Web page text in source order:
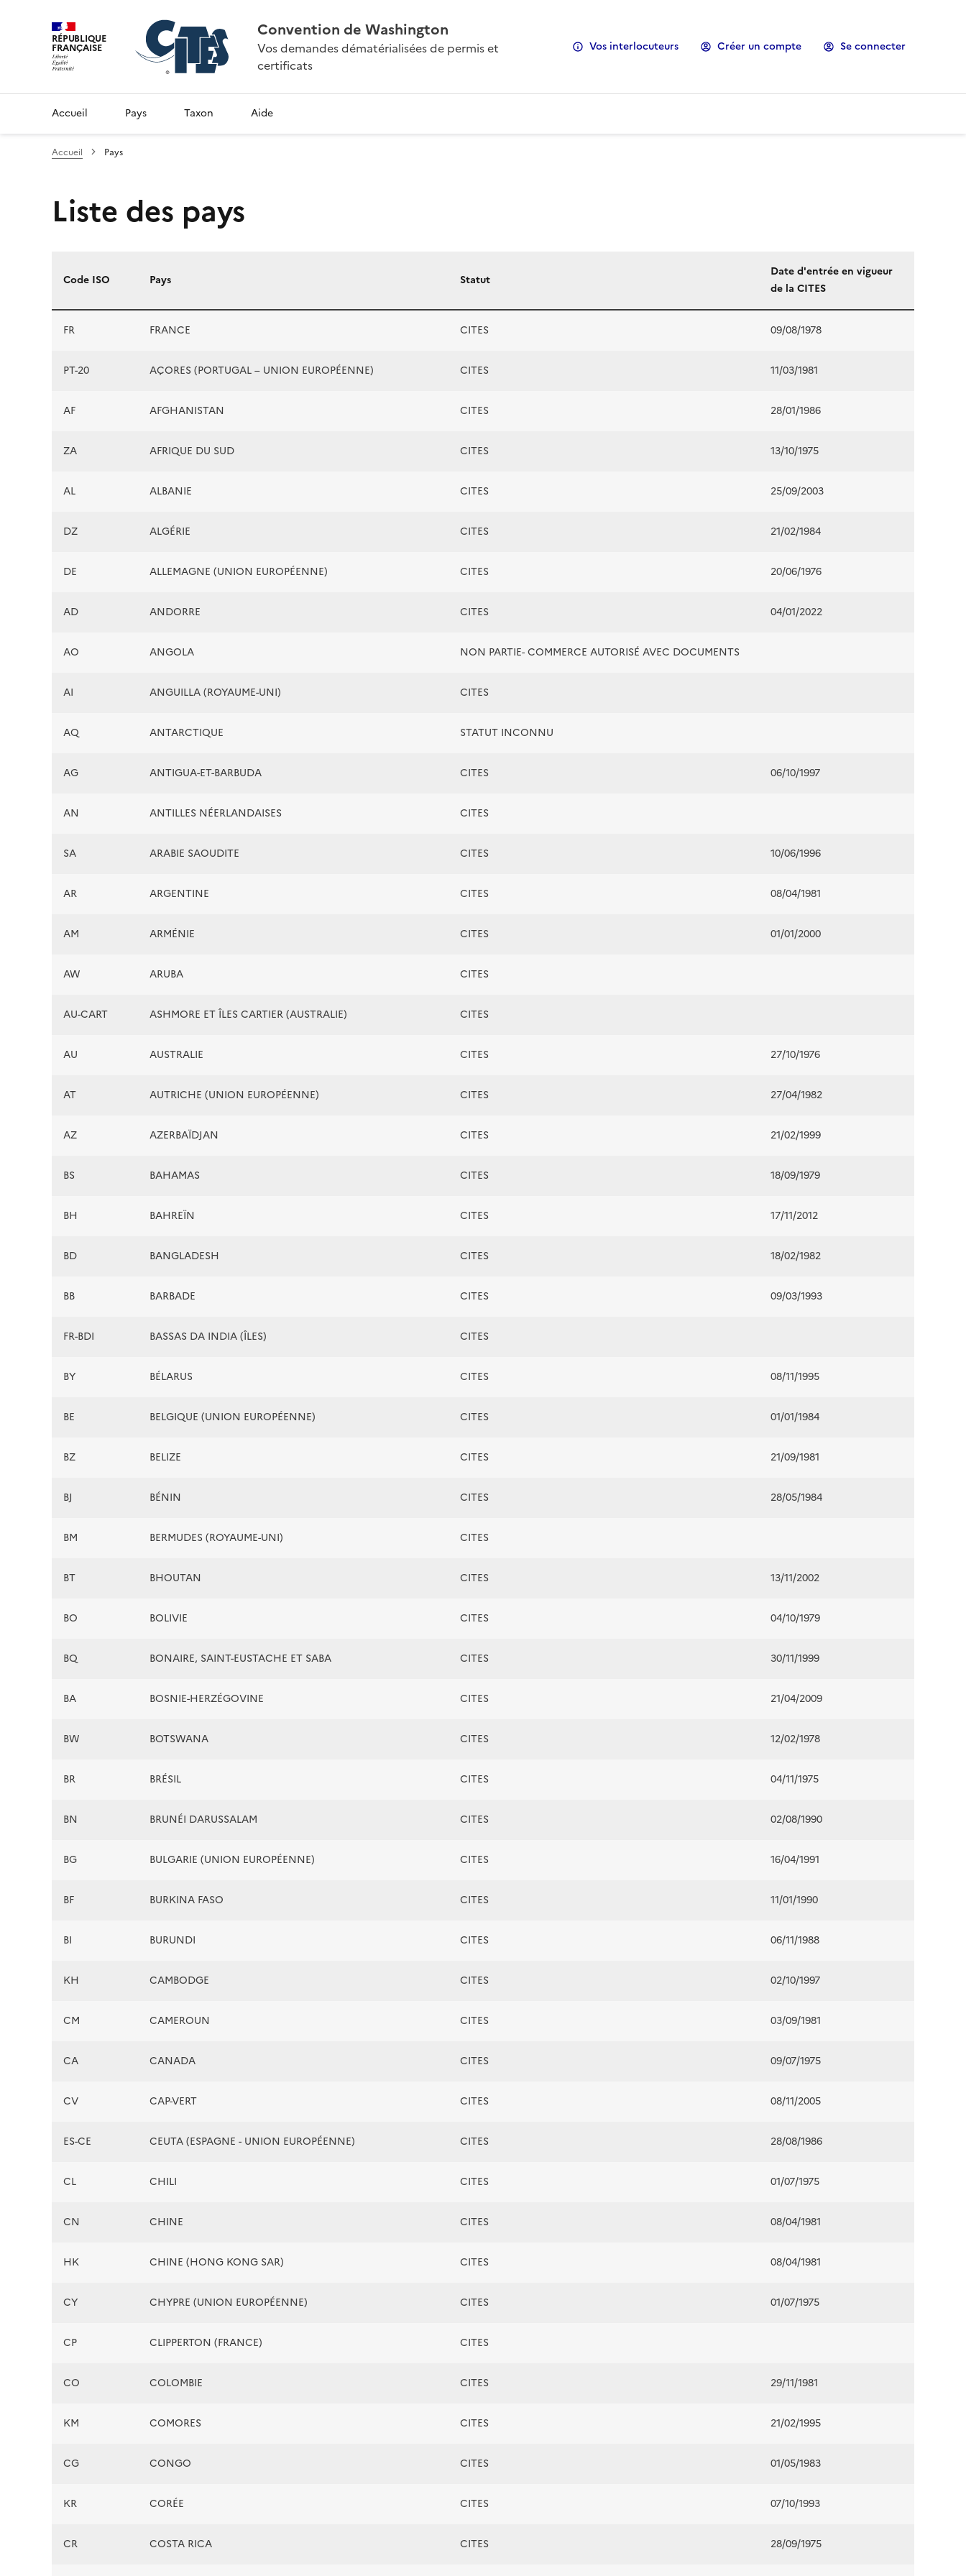
RÉPUBLIQUE
FRANÇAISE
Convention de Washington
Vos demandes dématérialisées de permis et
certificats
Vos interlocuteurs Créer un compte Se connecter
Accueil Pays Taxon Aide
Accueil Pays
Liste des pays
Liste des pays
Code ISO Pays Statut
Date d'entrée en vigueur
de la CITES
FR FRANCE CITES 09/08/1978
PT-20 AÇORES (PORTUGAL – UNION EUROPÉENNE) CITES 11/03/1981
AF AFGHANISTAN CITES 28/01/1986
ZA AFRIQUE DU SUD CITES 13/10/1975
AL ALBANIE CITES 25/09/2003
DZ ALGÉRIE CITES 21/02/1984
DE ALLEMAGNE (UNION EUROPÉENNE) CITES 20/06/1976
AD ANDORRE CITES 04/01/2022
AO ANGOLA NON PARTIE- COMMERCE AUTORISÉ AVEC DOCUMENTS
AI ANGUILLA (ROYAUME-UNI) CITES
AQ ANTARCTIQUE STATUT INCONNU
AG ANTIGUA-ET-BARBUDA CITES 06/10/1997
AN ANTILLES NÉERLANDAISES CITES
SA ARABIE SAOUDITE CITES 10/06/1996
AR ARGENTINE CITES 08/04/1981
AM ARMÉNIE CITES 01/01/2000
AW ARUBA CITES
AU-CART ASHMORE ET ÎLES CARTIER (AUSTRALIE) CITES
AU AUSTRALIE CITES 27/10/1976
AT AUTRICHE (UNION EUROPÉENNE) CITES 27/04/1982
AZ AZERBAÏDJAN CITES 21/02/1999
BS BAHAMAS CITES 18/09/1979
BH BAHREÏN CITES 17/11/2012
BD BANGLADESH CITES 18/02/1982
BB BARBADE CITES 09/03/1993
FR-BDI BASSAS DA INDIA (ÎLES) CITES
BY BÉLARUS CITES 08/11/1995
BE BELGIQUE (UNION EUROPÉENNE) CITES 01/01/1984
BZ BELIZE CITES 21/09/1981
BJ BÉNIN CITES 28/05/1984
BM BERMUDES (ROYAUME-UNI) CITES
BT BHOUTAN CITES 13/11/2002
BO BOLIVIE CITES 04/10/1979
BQ BONAIRE, SAINT-EUSTACHE ET SABA CITES 30/11/1999
BA BOSNIE-HERZÉGOVINE CITES 21/04/2009
BW BOTSWANA CITES 12/02/1978
BR BRÉSIL CITES 04/11/1975
BN BRUNÉI DARUSSALAM CITES 02/08/1990
BG BULGARIE (UNION EUROPÉENNE) CITES 16/04/1991
BF BURKINA FASO CITES 11/01/1990
BI BURUNDI CITES 06/11/1988
KH CAMBODGE CITES 02/10/1997
CM CAMEROUN CITES 03/09/1981
CA CANADA CITES 09/07/1975
CV CAP-VERT CITES 08/11/2005
ES-CE CEUTA (ESPAGNE - UNION EUROPÉENNE) CITES 28/08/1986
CL CHILI CITES 01/07/1975
CN CHINE CITES 08/04/1981
HK CHINE (HONG KONG SAR) CITES 08/04/1981
CY CHYPRE (UNION EUROPÉENNE) CITES 01/07/1975
CP CLIPPERTON (FRANCE) CITES
CO COLOMBIE CITES 29/11/1981
KM COMORES CITES 21/02/1995
CG CONGO CITES 01/05/1983
KR CORÉE CITES 07/10/1993
CR COSTA RICA CITES 28/09/1975